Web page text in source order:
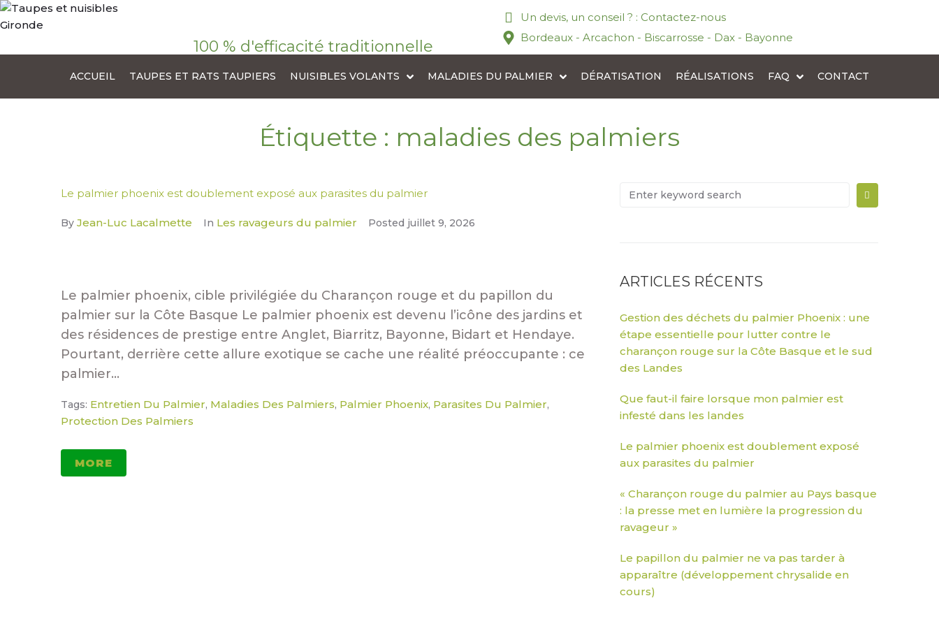
100 % d'efficacité traditionnelle
Un devis, un conseil ? : Contactez-nous
Bordeaux - Arcachon - Biscarrosse - Dax - Bayonne
ACCUEIL TAUPES ET RATS TAUPIERS NUISIBLES VOLANTS MALADIES DU PALMIER DÉRATISATION RÉALISATIONS FAQ CONTACT
Étiquette : maladies des palmiers
Le palmier phoenix est doublement exposé aux parasites du palmier
By Jean-Luc Lacalmette In Les ravageurs du palmier Posted juillet 9, 2026
Le palmier phoenix, cible privilégiée du Charançon rouge et du papillon du
palmier sur la Côte Basque Le palmier phoenix est devenu l’icône des jardins et
des résidences de prestige entre Anglet, Biarritz, Bayonne, Bidart et Hendaye.
Pourtant, derrière cette allure exotique se cache une réalité préoccupante : ce
palmier...
Tags: Entretien Du Palmier, Maladies Des Palmiers, Palmier Phoenix, Parasites Du Palmier,
Protection Des Palmiers
MORE
ARTICLES RÉCENTS
Gestion des déchets du palmier Phoenix : une
étape essentielle pour lutter contre le
charançon rouge sur la Côte Basque et le sud
des Landes
Que faut-il faire lorsque mon palmier est
infesté dans les landes
Le palmier phoenix est doublement exposé
aux parasites du palmier
« Charançon rouge du palmier au Pays basque
: la presse met en lumière la progression du
ravageur »
Le papillon du palmier ne va pas tarder à
apparaître (développement chrysalide en
cours)